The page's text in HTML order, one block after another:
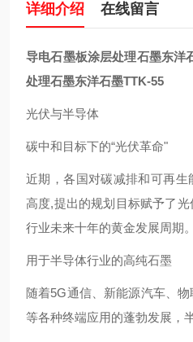
详细介绍 在线留言
导电石墨板涂层处理石墨东洋
处理石墨东洋石墨TTK-55
光伏与半导体
碳中和目标下的“光伏革命"
近期，各国对碳减排和可再
高度,提出的规划目标赋予了
行业未来十年的黄金发展周期。
用于半导体行业的高纯石墨
随着5G通信、新能源汽车、
等各种终端应用的蓬勃发展，